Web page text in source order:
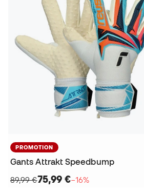
PROMOTION
Gants Attrakt Speedbump
89,99 €75,99 €−16%